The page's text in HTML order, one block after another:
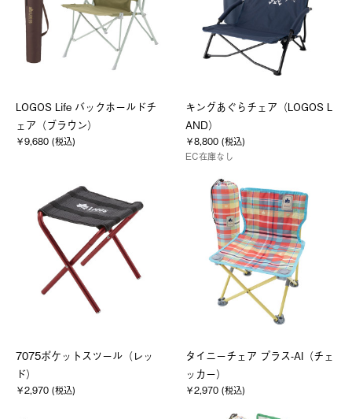
LOGOS Life バックホールドチ
ェア（ブラウン）
￥9,680 (税込)
キングあぐらチェア（LOGOS L
AND）
￥8,800 (税込)
EC在庫なし
7075ポケットスツール（レッ
ド）
￥2,970 (税込)
タイニーチェア プラス-AI（チェ
ッカー）
￥2,970 (税込)